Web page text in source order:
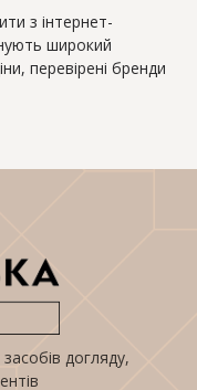
з інтернет-
широкий
перевірені бренди
догляду,